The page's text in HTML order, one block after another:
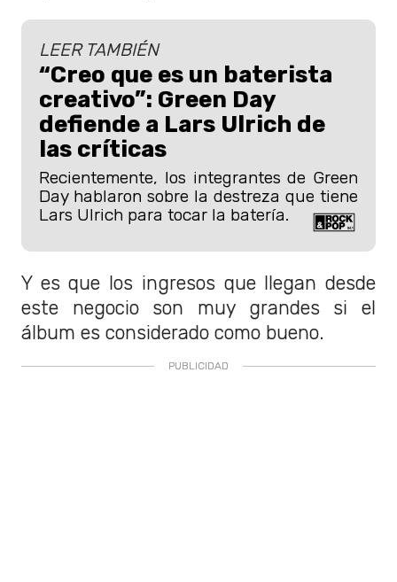
LEER TAMBIÉN
“Creo que es un baterista
creativo”: Green Day
defiende a Lars Ulrich de
las críticas
Recientemente, los integrantes de Green
Day hablaron sobre la destreza que tiene
Lars Ulrich para tocar la batería.
Y es que los ingresos que llegan desde
este negocio son muy grandes si el
álbum es considerado como bueno.